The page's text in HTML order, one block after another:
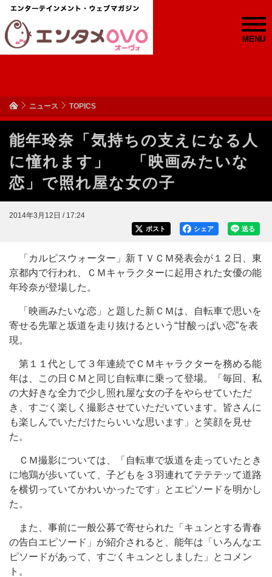
MENU
ニュース TOPICS
能年玲奈「気持ちの支えになる人
に憧れます」 「映画みたいな
恋」で照れ屋な女の子
2014年3月12日 / 17:24
送る
シェア
ポスト
「カルピスウォーター」新ＴＶＣＭ発表会が１２日、東
京都内で行われ、ＣＭキャラクターに起用された女優の能
年玲奈が登場した。
「映画みたいな恋」と題した新ＣＭは、自転車で思いを
寄せる先輩と坂道を走り抜けるという“甘酸っぱい恋”を表
現。
第１１代として３年連続でＣＭキャラクターを務める能
年は、この日ＣＭと同じ自転車に乗って登場。「毎回、私
の大好きな全力で少し照れ屋な女の子をやらせていただ
き、すごく楽しく撮影させていただいています。皆さんに
も楽しんでいただけたらいいな思います」と笑顔を見せ
た。
ＣＭ撮影については、「自転車で坂道を走っていたとき
に地鶏が歩いていて、子どもを３羽連れてテテテッて道路
を横切っていてかわいかったです」とエピソードを明かし
た。
また、事前に一般公募で寄せられた「キュンとする青春
の告白エピソード」が紹介されると、能年は「いろんなエ
ピソードがあって、すごくキュンとしました」とコメン
ト。